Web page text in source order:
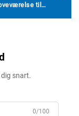
til
snart.
0/100